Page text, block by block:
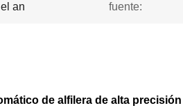
an
fuente:
de alfilera de alta